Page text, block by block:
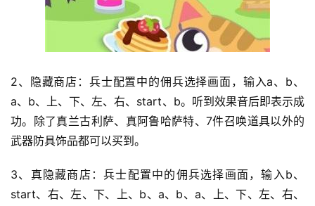
2、隐藏商店：兵士配置中的佣兵选择画面，输入a、b、
a、b、上、下、左、右、start、b。听到效果音后即表示成
功。除了真兰古利萨、真阿鲁哈萨特、7件召唤道具以外的
武器防具饰品都可以买到。
3、真隐藏商店：兵士配置中的佣兵选择画面，输入b、
start、右、左、下、上、b、a、b、a、上、下、左、右、